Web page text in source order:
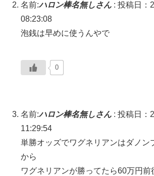
名前:ハロン棒名無しさん : 投稿日：
08:23:08
泡銭は早めに使うんやで
0
名前:ハロン棒名無しさん : 投稿日：
11:29:54
単勝オッズでワグネリアンはダノン
から
ワグネリアンが勝ってたら60万円前